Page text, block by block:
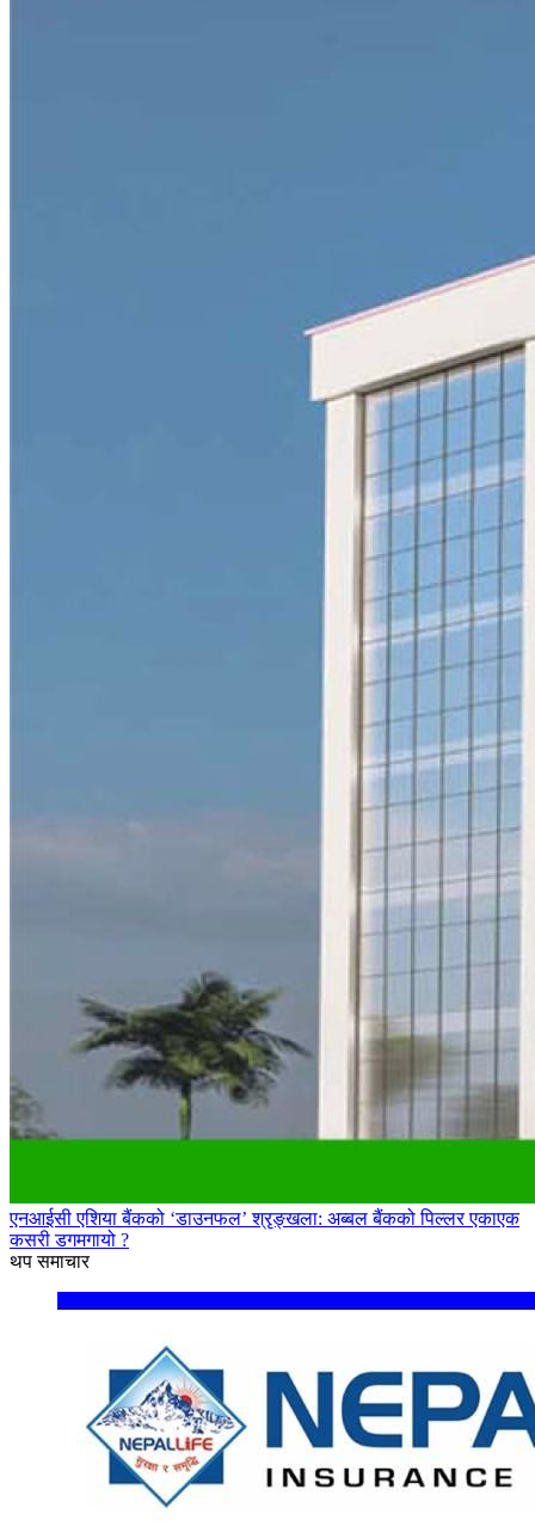
एनआईसी एशिया बैंकको ‘डाउनफल’ श्रृङ्खला: अब्बल बैंकको पिल्लर एकाएक
कसरी डगमगायो ?
थप समाचार